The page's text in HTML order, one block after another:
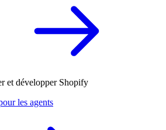
et développer Shopify
les agents